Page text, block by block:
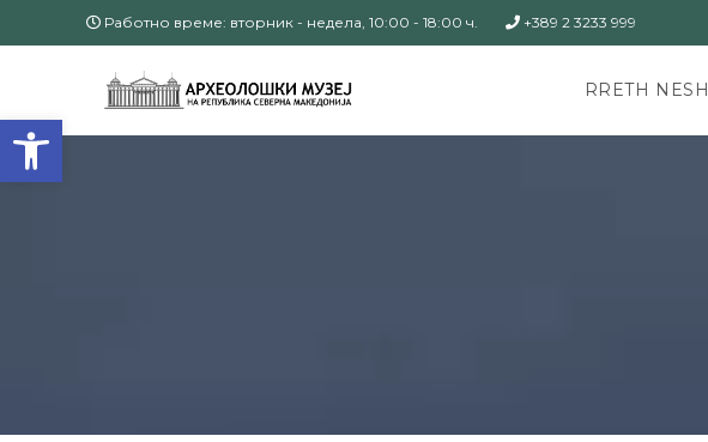
Open toolbar
Работно време: вторник - недела, 10:00 - 18:00 ч. +389 2 3233 999
RRETH NESH